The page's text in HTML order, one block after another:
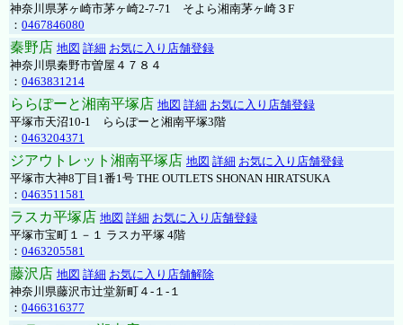
神奈川県茅ヶ崎市茅ヶ崎2‐7‐71 そよら湘南茅ヶ崎３F
： 0467846080
秦野店 地図 詳細 お気に入り店舗登録
神奈川県秦野市曽屋４７８４
： 0463831214
ららぽーと湘南平塚店 地図 詳細 お気に入り店舗登録
平塚市天沼10-1 ららぽーと湘南平塚3階
： 0463204371
ジアウトレット湘南平塚店 地図 詳細 お気に入り店舗登録
平塚市大神8丁目1番1号 THE OUTLETS SHONAN HIRATSUKA
： 0463511581
ラスカ平塚店 地図 詳細 お気に入り店舗登録
平塚市宝町１－１ ラスカ平塚 4階
： 0463205581
藤沢店 地図 詳細 お気に入り店舗解除
神奈川県藤沢市辻堂新町４-１-１
： 0466316377